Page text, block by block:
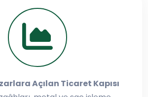
Açılan Ticaret Kapısı